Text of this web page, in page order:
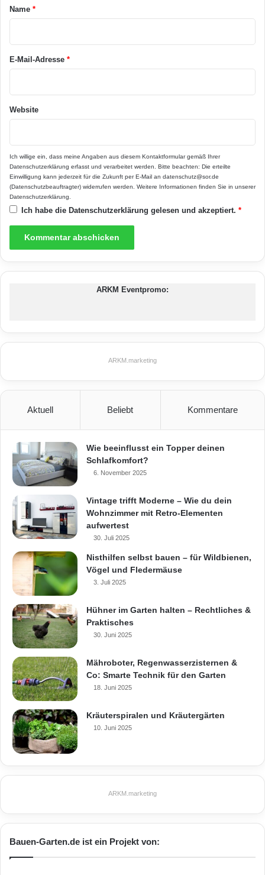
a
r
Name *
E-Mail-Adresse *
Website
Ich willige ein, dass meine Angaben aus diesem Kontaktformular gemäß Ihrer
Datenschutzerklärung erfasst und verarbeitet werden. Bitte beachten: Die erteilte
Einwilligung kann jederzeit für die Zukunft per E-Mail an datenschutz@sor.de
(Datenschutzbeauftragter) widerrufen werden. Weitere Informationen finden Sie in unserer
Datenschutzerklärung
Ich habe die Datenschutzerklärung gelesen und akzeptiert. *
ARKM Eventpromo:
ARKM.marketing
Aktuell Beliebt Kommentare
Wie beeinflusst ein Topper deinen
Schlafkomfort?
6. November 2025
Vintage trifft Moderne – Wie du dein
Wohnzimmer mit Retro-Elementen
aufwertest
30. Juli 2025
Nisthilfen selbst bauen – für Wildbienen,
Vögel und Fledermäuse
3. Juli 2025
Hühner im Garten halten – Rechtliches &
Praktisches
30. Juni 2025
Mähroboter, Regenwasserzisternen &
Co: Smarte Technik für den Garten
18. Juni 2025
Kräuterspiralen und Kräutergärten
10. Juni 2025
ARKM.marketing
Bauen-Garten.de ist ein Projekt von: